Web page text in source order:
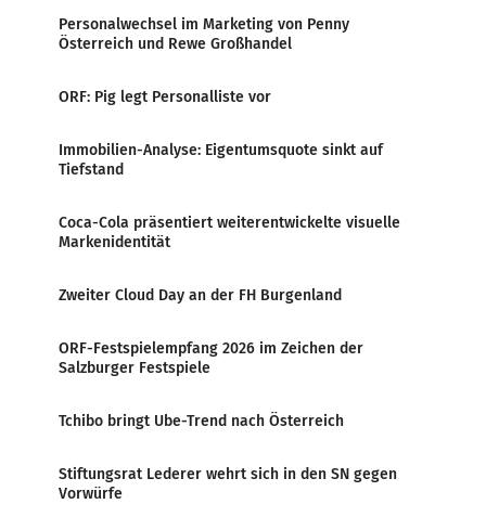
Personalwechsel im Marketing von Penny
Österreich und Rewe Großhandel
ORF: Pig legt Personalliste vor
Immobilien-Analyse: Eigentumsquote sinkt auf
Tiefstand
Coca-Cola präsentiert weiterentwickelte visuelle
Markenidentität
Zweiter Cloud Day an der FH Burgenland
ORF-Festspielempfang 2026 im Zeichen der
Salzburger Festspiele
Tchibo bringt Ube-Trend nach Österreich
Stiftungsrat Lederer wehrt sich in den SN gegen
Vorwürfe